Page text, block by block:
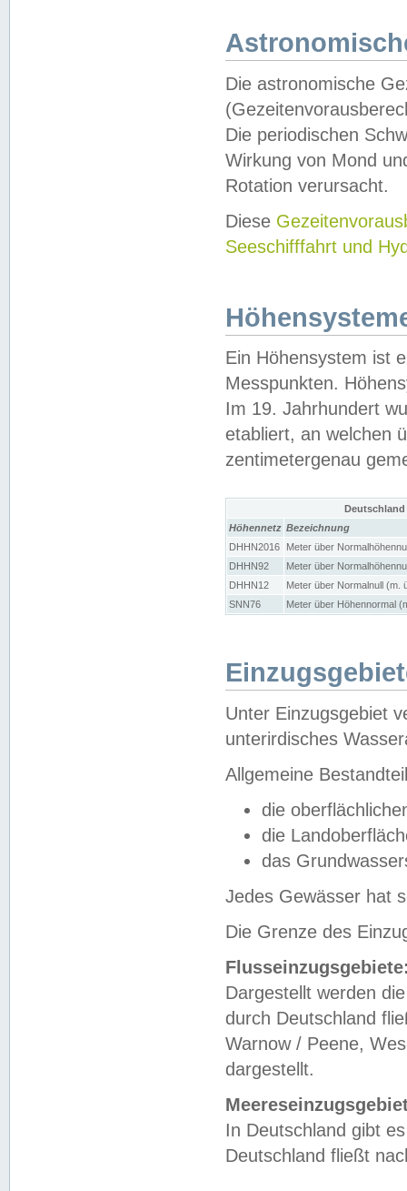
Die astronomische
Die periodischen
Wirkung von Mond
Rotation verursacht.
Diese
Seeschifffahrt und
Ein Höhensystem ist
Messpunkten.
Im 19. Jahrhundert
etabliert, an welchen
zentimetergenau
Höhennetz Bezeichnung
DHHN2016
Meter über
DHHN92
Meter über
DHHN12
Meter über Normalnull (m.
SNN76
Meter über Höhennormal
Unter Einzugsgebiet
unterirdisches
Allgemeine
die
die
das
Jedes Gewässer hat
Die Grenze des
Dargestellt werden
durch Deutschland
Warnow / Peene,
dargestellt.
In Deutschland gibt
Deutschland fließt